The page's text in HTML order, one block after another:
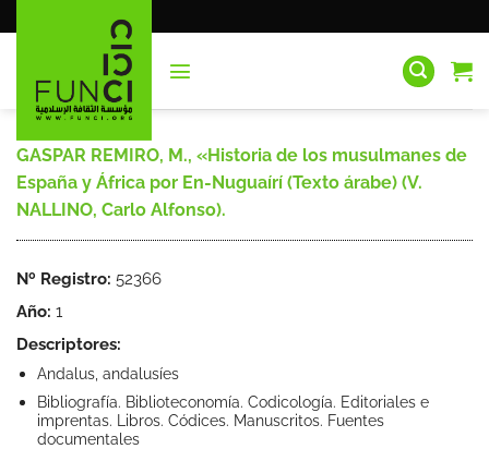
al
GASPAR REMIRO, M., «Historia de los musulmanes de
España y África por En-Nuguaírí (Texto árabe) (V.
NALLINO, Carlo Alfonso).
Nº Registro: 52366
Año: 1
Descriptores:
Andalus, andalusíes
Bibliografía. Biblioteconomía. Codicología. Editoriales e
imprentas. Libros. Códices. Manuscritos. Fuentes
documentales